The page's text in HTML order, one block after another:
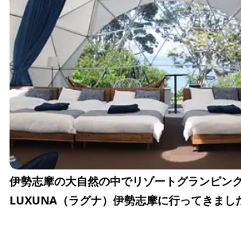
伊勢志摩の大自然の中でリゾートグランピン
LUXUNA（ラグナ）伊勢志摩に行ってきまし